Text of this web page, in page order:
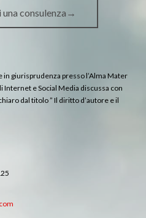
una consulenza→
giurisprudenza presso l’Alma Mater
e Social Media discussa con
dal titolo ” Il diritto d’autore e il